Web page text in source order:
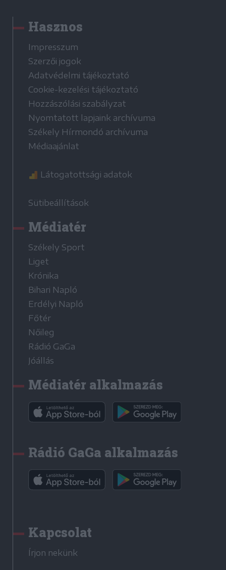
Hasznos
Impresszum
Szerzői jogok
Adatvédelmi tájékoztató
Cookie-kezelési tájékoztató
Hozzászólási szabályzat
Nyomtatott lapjaink archívuma
Székely Hírmondó archívuma
Médiaajánlat
Látogatottsági adatok
Sütibeállítások
Médiatér
Székely Sport
Liget
Krónika
Bihari Napló
Erdélyi Napló
Főtér
Nőileg
Rádió GaGa
Jóállás
Médiatér alkalmazás
Rádió GaGa alkalmazás
Kapcsolat
Írjon nekünk